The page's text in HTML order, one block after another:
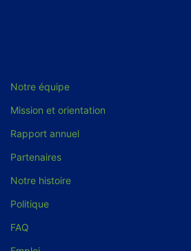
Notre équipe
Mission et orientation
Rapport annuel
Partenaires
Notre histoire
Politique
FAQ